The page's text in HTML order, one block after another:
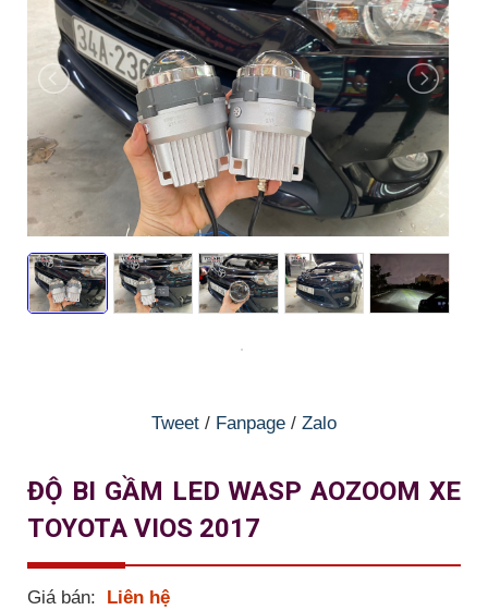
Tweet / Fanpage / Zalo
ĐỘ BI GẦM LED WASP AOZOOM XE
TOYOTA VIOS 2017
Giá bán: Liên hệ